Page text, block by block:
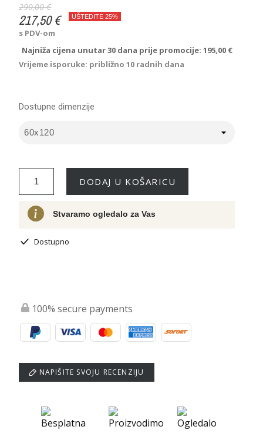
290,00 €
217,50 € UŠTEDITE 25%
s PDV-om
Najniža cijena unutar 30 dana prije promocije:195,00 €
Vrijeme isporuke: približno 10 radnih dana
Dostupne dimenzije
DODAJ U KOŠARICU
Stvaramo ogledalo za Vas
Dostupno
100% secure payments
NAPIŠITE SVOJU RECENZIJU